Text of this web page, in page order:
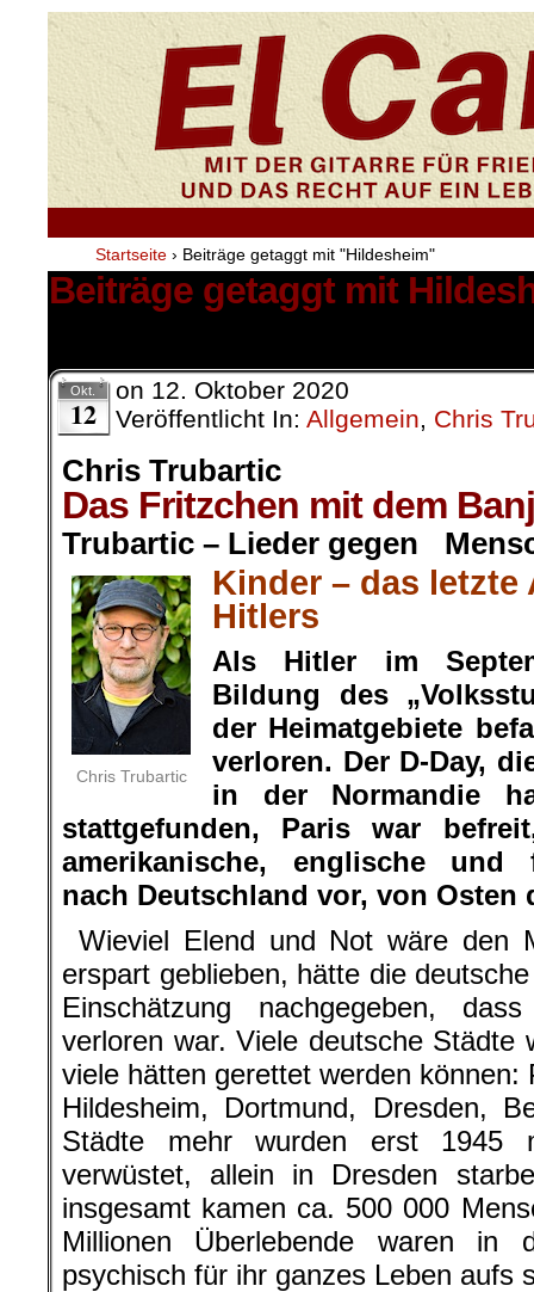
Startseite › Beiträge getaggt mit "Hildesheim"
Beiträge getaggt mit
Okt.
12
on 12. Oktober 2020
Veröffentlicht In: Allgemein, Chris
Chris Trubartic
Das Fritzchen mit dem
Trubartic – Lieder gegen
Chris Trubartic
Kinder – das letzte
Hitlers
Als Hitler im
Bildung des
der Heimatgebiete
verloren. Der D-Day,
in der Normandie
stattgefunden, Paris war
amerikanische, englische und
nach Deutschland vor, von Osten
Wieviel Elend und Not wäre den
erspart geblieben, hätte die
Einschätzung nachgegeben,
verloren war. Viele deutsche Städte
viele hätten gerettet werden
Hildesheim, Dortmund, Dresden,
Städte mehr wurden erst 1945
verwüstet, allein in Dresden
insgesamt kamen ca. 500 000
Millionen Überlebende waren in
psychisch für ihr ganzes Leben